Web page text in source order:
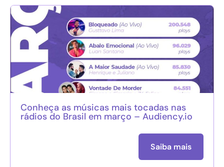
Conheça as músicas mais tocadas nas
rádios do Brasil em março – Audiency.io
Saiba mais